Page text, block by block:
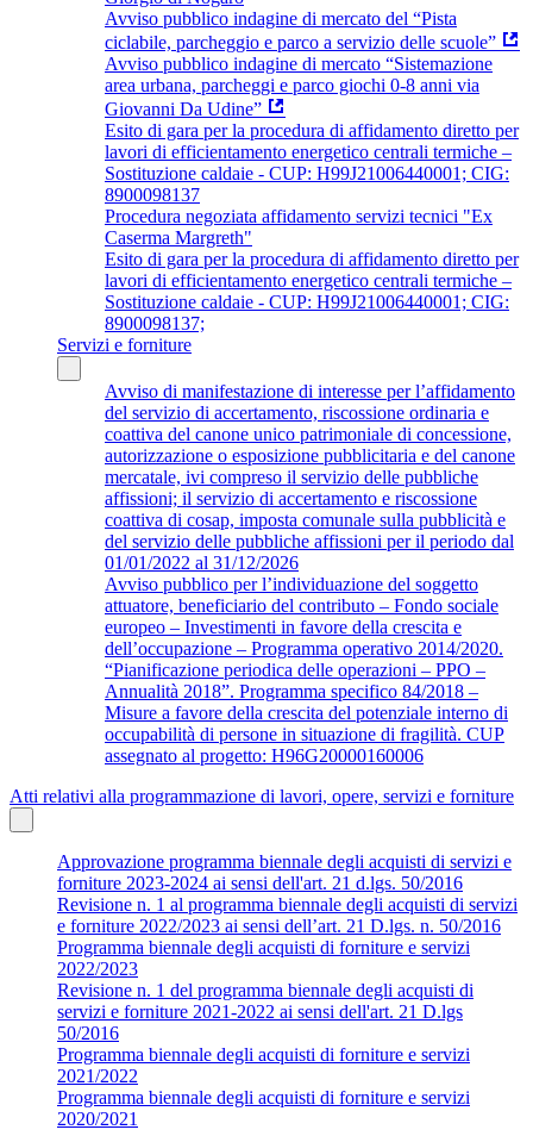
Avviso pubblico indagine di mercato del “Pista
ciclabile, parcheggio e parco a servizio delle scuole”
Avviso pubblico indagine di mercato “Sistemazione
area urbana, parcheggi e parco giochi 0-8 anni via
Giovanni Da Udine”
Esito di gara per la procedura di affidamento diretto per
lavori di efficientamento energetico centrali termiche –
Sostituzione caldaie - CUP: H99J21006440001; CIG:
8900098137
Procedura negoziata affidamento servizi tecnici "Ex
Caserma Margreth"
Esito di gara per la procedura di affidamento diretto per
lavori di efficientamento energetico centrali termiche –
Sostituzione caldaie - CUP: H99J21006440001; CIG:
8900098137;
Servizi e forniture
Avviso di manifestazione di interesse per l’affidamento
del servizio di accertamento, riscossione ordinaria e
coattiva del canone unico patrimoniale di concessione,
autorizzazione o esposizione pubblicitaria e del canone
mercatale, ivi compreso il servizio delle pubbliche
affissioni; il servizio di accertamento e riscossione
coattiva di cosap, imposta comunale sulla pubblicità e
del servizio delle pubbliche affissioni per il periodo dal
01/01/2022 al 31/12/2026
Avviso pubblico per l’individuazione del soggetto
attuatore, beneficiario del contributo – Fondo sociale
europeo – Investimenti in favore della crescita e
dell’occupazione – Programma operativo 2014/2020.
“Pianificazione periodica delle operazioni – PPO –
Annualità 2018”. Programma specifico 84/2018 –
Misure a favore della crescita del potenziale interno di
occupabilità di persone in situazione di fragilità. CUP
assegnato al progetto: H96G20000160006
Atti relativi alla programmazione di lavori, opere, servizi e forniture
Approvazione programma biennale degli acquisti di servizi e
forniture 2023-2024 ai sensi dell'art. 21 d.lgs. 50/2016
Revisione n. 1 al programma biennale degli acquisti di servizi
e forniture 2022/2023 ai sensi dell’art. 21 D.lgs. n. 50/2016
Programma biennale degli acquisti di forniture e servizi
2022/2023
Revisione n. 1 del programma biennale degli acquisti di
servizi e forniture 2021-2022 ai sensi dell'art. 21 D.lgs
50/2016
Programma biennale degli acquisti di forniture e servizi
2021/2022
Programma biennale degli acquisti di forniture e servizi
2020/2021